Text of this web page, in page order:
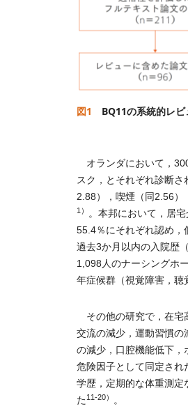
図1 BQ11の系統的レビ
オランダにおいて，
スク，とそれぞれ診断
2.88），喫煙（同2.56）
1）
。本邦において，居
55.4％にそれぞれ認め，
過去3か月以内の入院歴
1,098人のナーシングホ
年症候群（視覚障害，聴
その他の研究で，在宅
交流の減少，運動習慣
の減少，口腔機能低下，
危険因子として同定さ
学歴，定期的な体重測
た11-20） 。